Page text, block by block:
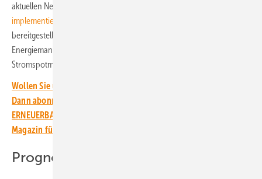
aktuellen Netzentgelte. Damit hat Coneva schon mal
implementiert
bereitgestellt werden müssen. Erst im dritten Schritt optimiert das
Energiemanagement den Strombezug hinsichtlich der Preise am
Stromspotmarkt.
Wollen Sie über die Energiewende auf dem Laufenden bleiben?
Dann abonnieren Sie einfach den kostenlosen Newsletter von
ERNEUERBARE ENERGIEN – dem größten verbandsunabhängigen
Magazin für erneuerbare Energien in Deutschland!
Prognosen zur Optimierung